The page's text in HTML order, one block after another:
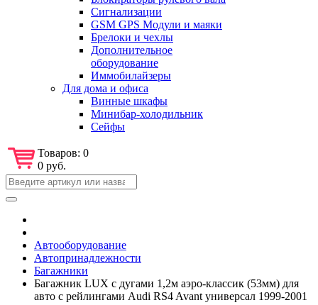
Сигнализации
GSM GPS Модули и маяки
Брелоки и чехлы
Дополнительное
оборудование
Иммобилайзеры
Для дома и офиса
Винные шкафы
Минибар-холодильник
Сейфы
Товаров: 0
0 руб.
Автооборудование
Автопринадлежности
Багажники
Багажник LUX с дугами 1,2м аэро-классик (53мм) для
авто с рейлингами Audi RS4 Avant универсал 1999-2001